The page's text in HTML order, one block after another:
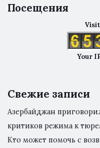
Посещения
Your
Свежие записи
Азербайджан
критиков режима к
Кто может помочь с